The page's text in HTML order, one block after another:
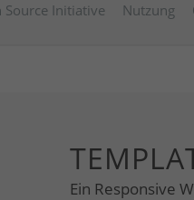
Source Initiative Nutzung
Ein Responsive